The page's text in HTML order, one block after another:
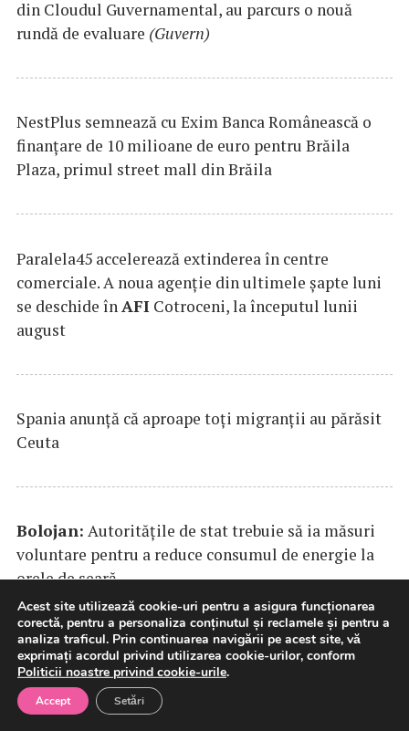
din Cloudul Guvernamental, au parcurs o nouă
rundă de evaluare (Guvern)
NestPlus semnează cu Exim Banca Românească o
finanțare de 10 milioane de euro pentru Brăila
Plaza, primul street mall din Brăila
Paralela45 accelerează extinderea în centre
comerciale. A noua agenție din ultimele șapte luni
se deschide înAFI Cotroceni, la începutul lunii
august
Spania anunţă că aproape toţi migranţii au părăsit
Ceuta
Bolojan: Autorităţile de stat trebuie să ia măsuri
voluntare pentru a reduce consumul de energie la
orele de seară
Firmele cărora le-a fost anulat codul de plătitoare
deTVAde cătreANAF
către stat sume uriaşe cu titlu de restanţe şi
Acest site utilizează cookie-uri pentru a asigura funcționarea
corectă, pentru a personaliza conținutul și reclamele și pentru a
analiza traficul. Prin continuarea navigării pe acest site, vă
exprimați acordul privind utilizarea cookie-urilor, conform
Politicii noastre privind cookie-urile.
Accept Setări